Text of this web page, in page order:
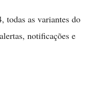
todas as variantes do
notificações e